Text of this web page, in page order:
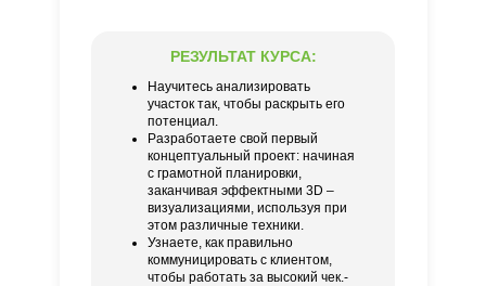
Научитесь анализировать
участок так, чтобы раскрыть его
потенциал.
Разработаете свой первый
концептуальный проект: начиная
с грамотной планировки,
заканчивая эффектными 3D –
визуализациями, используя при
этом различные техники.
Узнаете, как правильно
коммуницировать с клиентом,
чтобы работать за высокий чек.-
РЕЗУЛЬТАТ КУРСА: